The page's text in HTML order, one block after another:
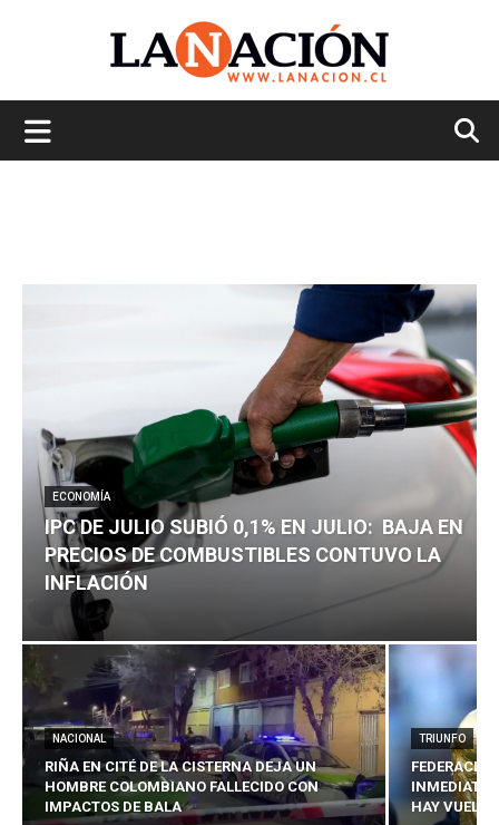
ECONOMÍA
IPC DE JULIO SUBIÓ 0,1% EN JULIO: BAJA EN
PRECIOS DE COMBUSTIBLES CONTUVO LA
INFLACIÓN
NACIONAL
RIÑA EN CITÉ DE LA CISTERNA DEJA UN
HOMBRE COLOMBIANO FALLECIDO CON
IMPACTOS DE BALA
TRIUNFO
INMEDIATA
HAY VUELTA